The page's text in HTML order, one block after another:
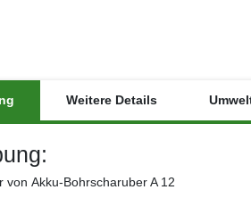
Weitere Details
von Akku-Bohrscharuber A 12